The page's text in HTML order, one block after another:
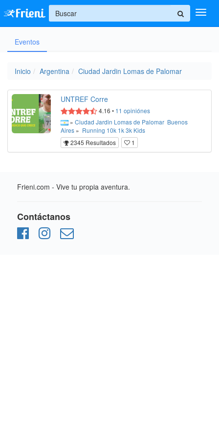
Ingresar
+
Eventos
Inicio Argentina Ciudad Jardin Lomas de Palomar
UNTREF Corre
4.16 • 11 opiniónes
» Ciudad Jardin Lomas de Palomar Buenos
Aires » Running 10k 1k3k Kids
2345 Resultados
1
Frieni.com - Vive tu propia aventura.
Contáctanos